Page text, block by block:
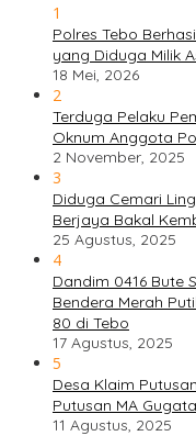
1
Polres Tebo
yang Diduga Milik
18 Mei, 2026
2
Terduga Pelaku
Oknum Anggota
2 November, 2025
3
Diduga Cemari
Berjaya Bakal
25 Agustus, 2025
4
Dandim 0416 Bute
Bendera Merah
80 di Tebo
17 Agustus, 2025
5
Desa Klaim
Putusan MA
11 Agustus, 2025